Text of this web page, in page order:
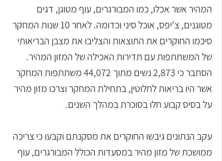
המהיר אשר אכלו, כמו המבורגרים, עוף מטוגן, דגים
מטוגנים, צ'יפס, אוכל סיני וכדומה. לאחר 10 שנות המחקר
סיכמו החוקרים את התוצאות והצליבו את מצבן הבריאותי
של המשתתפות עם תדירות האכילה של המזון המהיר.
הסתבר כי 2,873 נשים מתוך 44,072 משתתפות המחקר
אשר היו בריאות לחלוטין, בתחילת המחקר וצרכו מזון מהיר
על בסיס קבוע חלו בסוכרת במהלך השנים.
עקב הנתונים גיבשו החוקרים את מסקנתם וקבעו כי צריכה
ממושכת של מזון מהיר במסעדות הכולל המבורגרים, עוף